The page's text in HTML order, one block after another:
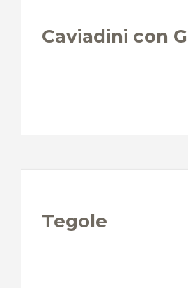
Caviadini con
Tegole